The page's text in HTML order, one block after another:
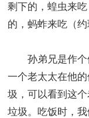
剩下的，蝗虫来
的，蚂蚱来吃（
孙弟兄是作个
一个老太太在他
圾，可以看到这
垃圾。吃饭时，